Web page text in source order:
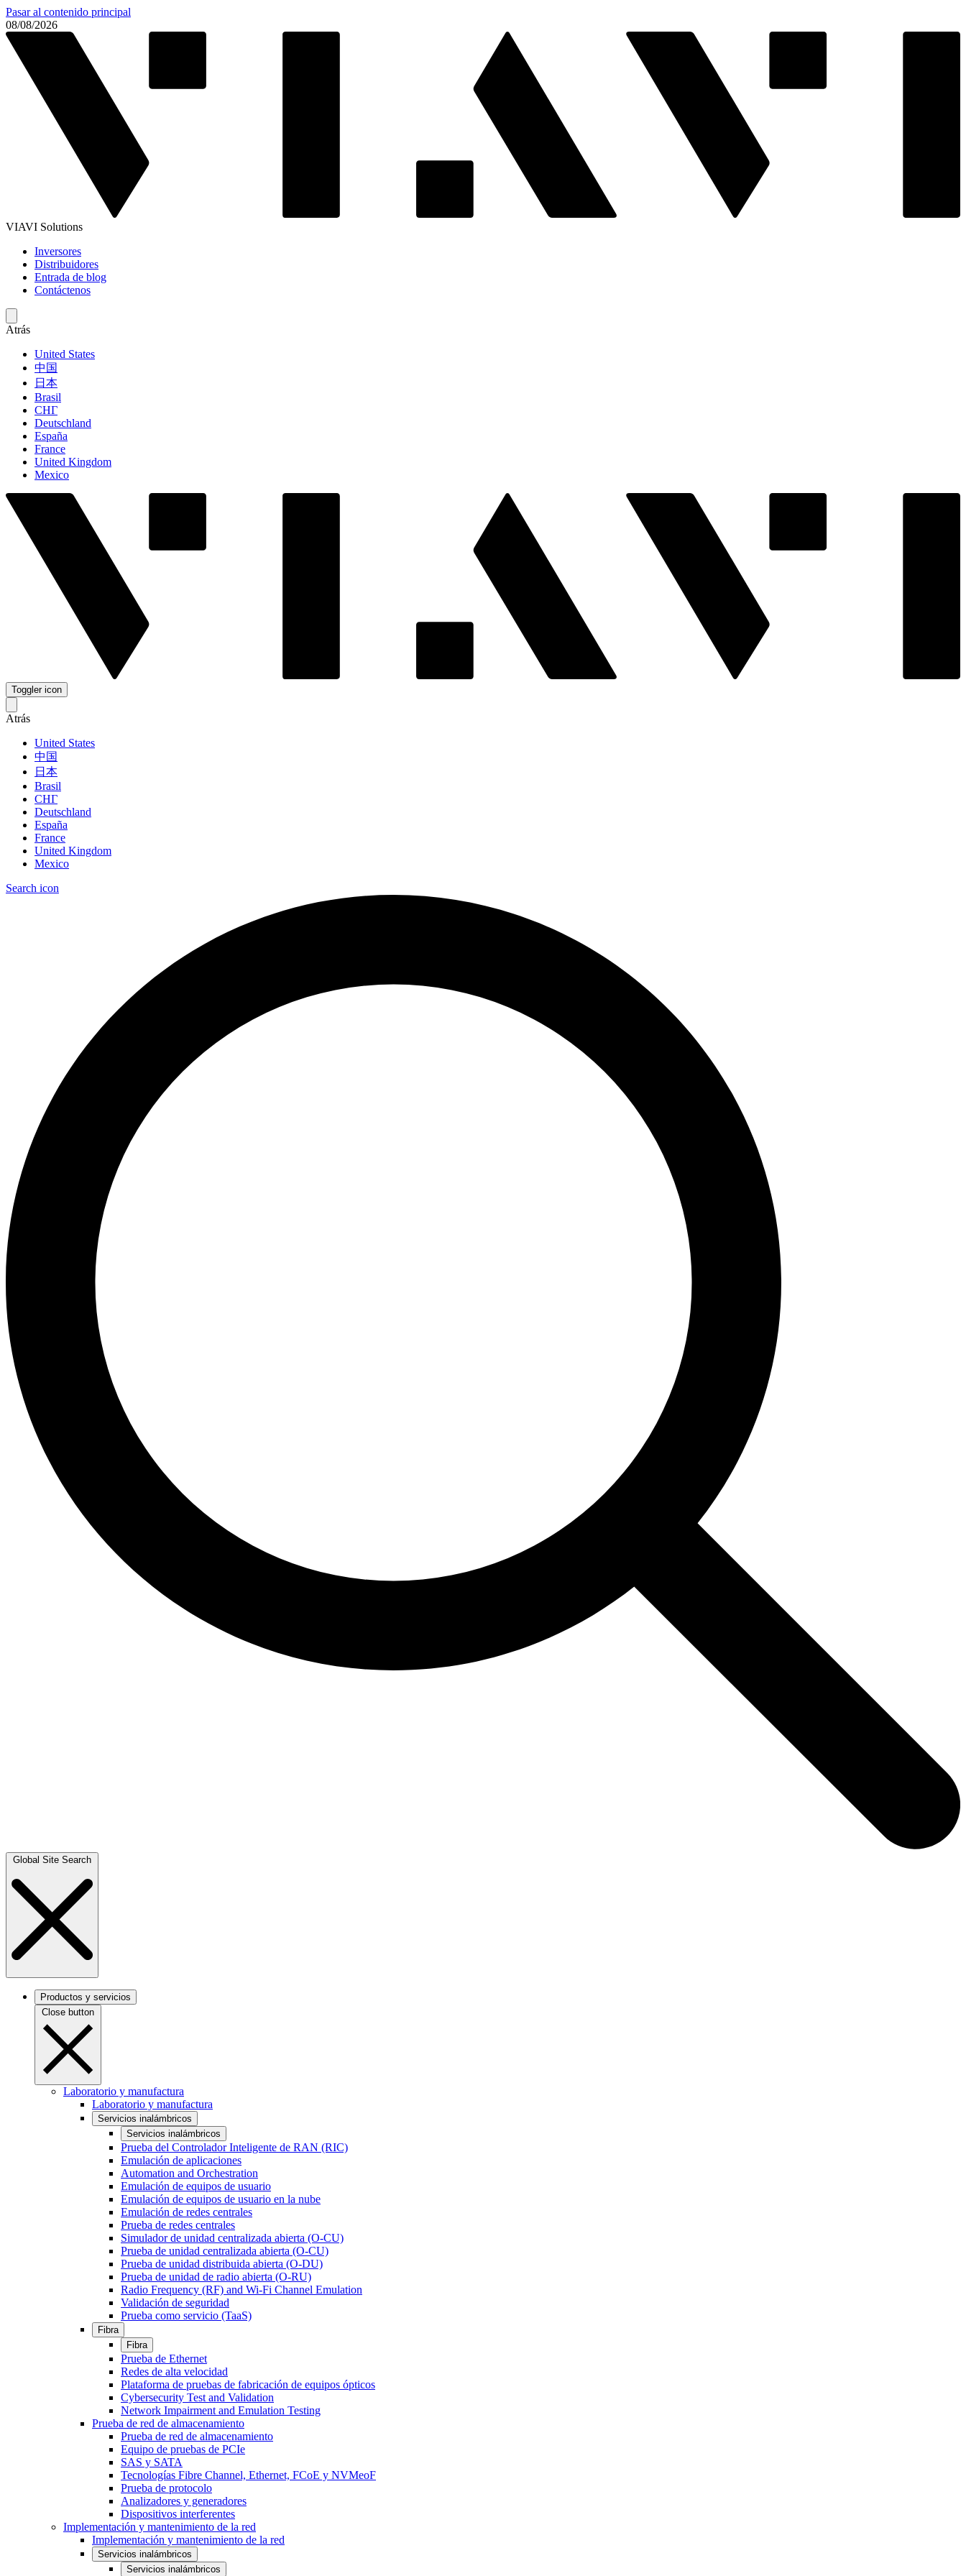
Pasar al contenido principal
08/08/2026
VIAVI Solutions
Inversores
Distribuidores
Entrada de blog
Contáctenos
Atrás
United States
中国
日本
Brasil
СНГ
Deutschland
España
France
United Kingdom
Mexico
Toggler icon
Atrás
United States
中国
日本
Brasil
СНГ
Deutschland
España
France
United Kingdom
Mexico
Search icon
Global Site Search
Productos y servicios
Close button
Laboratorio y manufactura
Laboratorio y manufactura
Servicios inalámbricos
Servicios inalámbricos
Prueba del Controlador Inteligente de RAN (RIC)
Emulación de aplicaciones
Automation and Orchestration
Emulación de equipos de usuario
Emulación de equipos de usuario en la nube
Emulación de redes centrales
Prueba de redes centrales
Simulador de unidad centralizada abierta (O-CU)
Prueba de unidad centralizada abierta (O-CU)
Prueba de unidad distribuida abierta (O-DU)
Prueba de unidad de radio abierta (O-RU)
Radio Frequency (RF) and Wi-Fi Channel Emulation
Validación de seguridad
Prueba como servicio (TaaS)
Fibra
Fibra
Prueba de Ethernet
Redes de alta velocidad
Plataforma de pruebas de fabricación de equipos ópticos
Cybersecurity Test and Validation
Network Impairment and Emulation Testing
Prueba de red de almacenamiento
Prueba de red de almacenamiento
Equipo de pruebas de PCIe
SAS y SATA
Tecnologías Fibre Channel, Ethernet, FCoE y NVMeoF
Prueba de protocolo
Analizadores y generadores
Dispositivos interferentes
Implementación y mantenimiento de la red
Implementación y mantenimiento de la red
Servicios inalámbricos
Servicios inalámbricos